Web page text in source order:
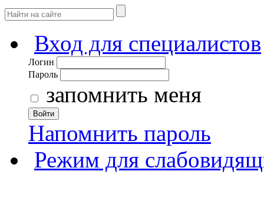
Вход для специалистов
Логин
Пароль
запомнить меня
Войти
Напомнить пароль
Режим для